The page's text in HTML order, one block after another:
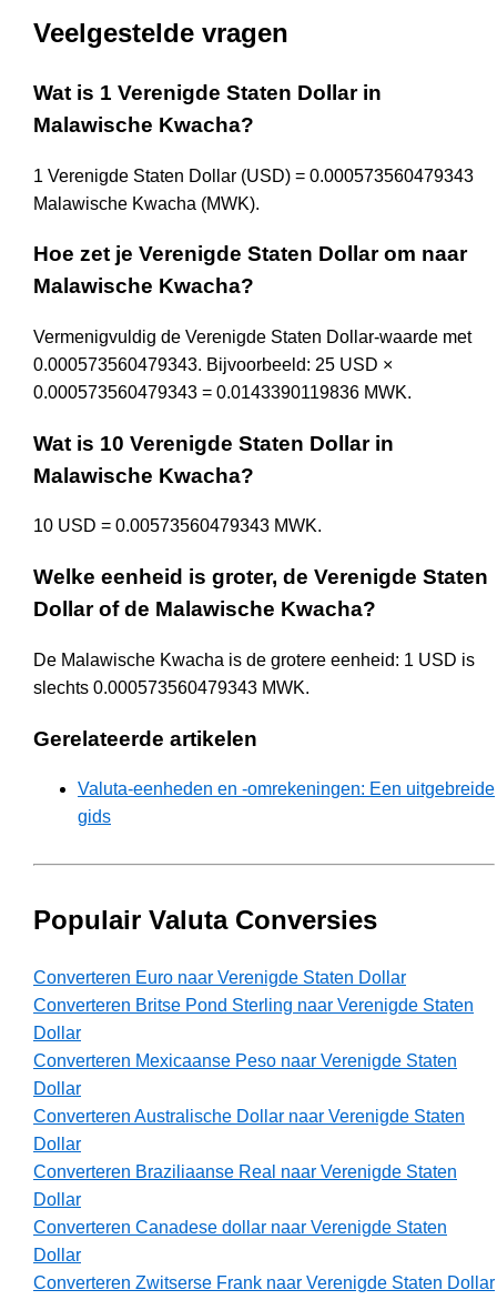
Veelgestelde vragen
Wat is 1 Verenigde Staten Dollar in
Malawische Kwacha?
1 Verenigde Staten Dollar (USD) = 0.000573560479343
Malawische Kwacha (MWK).
Hoe zet je Verenigde Staten Dollar om naar
Malawische Kwacha?
Vermenigvuldig de Verenigde Staten Dollar-waarde met
0.000573560479343. Bijvoorbeeld: 25 USD ×
0.000573560479343 = 0.0143390119836 MWK.
Wat is 10 Verenigde Staten Dollar in
Malawische Kwacha?
10 USD = 0.00573560479343 MWK.
Welke eenheid is groter, de Verenigde Staten
Dollar of de Malawische Kwacha?
De Malawische Kwacha is de grotere eenheid: 1 USD is
slechts 0.000573560479343 MWK.
Gerelateerde artikelen
Valuta-eenheden en -omrekeningen: Een uitgebreide
gids
Populair Valuta Conversies
Converteren Euro naar Verenigde Staten Dollar
Converteren Britse Pond Sterling naar Verenigde Staten
Dollar
Converteren Mexicaanse Peso naar Verenigde Staten
Dollar
Converteren Australische Dollar naar Verenigde Staten
Dollar
Converteren Braziliaanse Real naar Verenigde Staten
Dollar
Converteren Canadese dollar naar Verenigde Staten
Dollar
Converteren Zwitserse Frank naar Verenigde Staten Dollar